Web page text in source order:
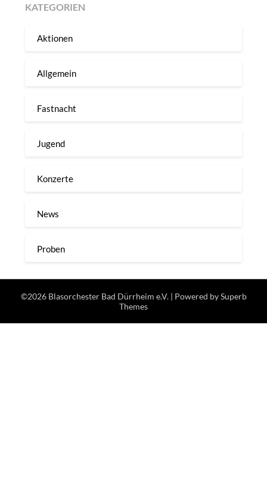
KATEGORIEN
Aktionen
Allgemein
Fastnacht
Jugend
Konzerte
News
Proben
©2026 Blasorchester Bad Dürrheim e.V. | Powered bySuperb
Themes